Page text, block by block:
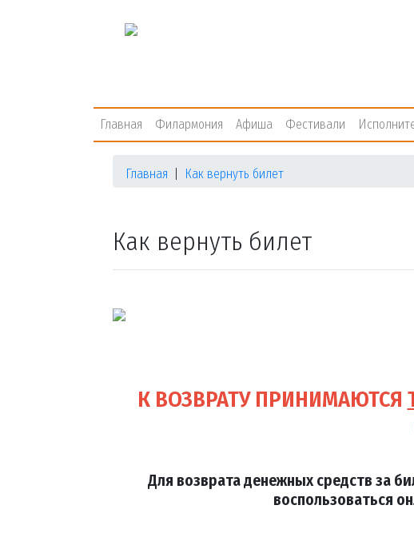
Главная Филармония Афиша Фестивали
Главная Как вернуть билет
Как вернуть билет
К ВОЗВРАТУ ПРИНИМАЮТСЯ
Для возврата денежных средств за
воспользоваться